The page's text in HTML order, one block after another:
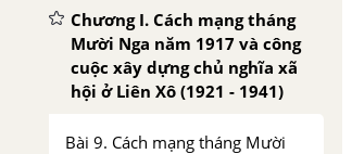
Chương I. Cách mạng tháng
Mười Nga năm 1917 và công
cuộc xây dựng chủ nghĩa xã
hội ở Liên Xô (1921 - 1941)
Bài 9. Cách mạng tháng Mười